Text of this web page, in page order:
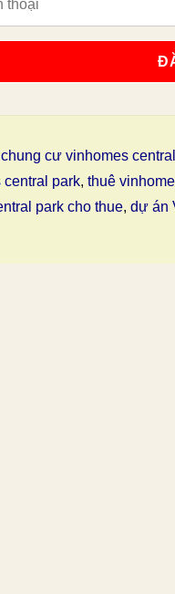
chung cư vinhomes
central park, thuê
park cho thue, dự án